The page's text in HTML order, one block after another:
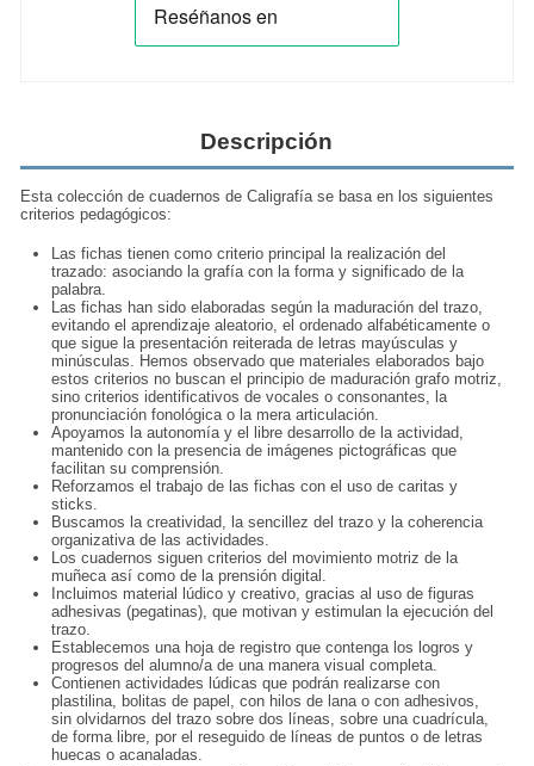
Descripción
Esta colección de cuadernos deCaligrafíase basa en los siguientes
criterios pedagógicos:
Las fichas tienen como criterio principal la realización del
trazado: asociando la grafía con la forma y significado de la
palabra.
Las fichas han sido elaboradas según la maduración del trazo,
evitando el aprendizaje aleatorio, el ordenado alfabéticamente o
que sigue la presentación reiterada de letras mayúsculas y
minúsculas. Hemos observado que materiales elaborados bajo
estos criterios no buscan el principio de maduración grafo motriz,
sino criterios identificativos de vocales o consonantes, la
pronunciación fonológica o la mera articulación.
Apoyamos la autonomía y el libre desarrollo de la actividad,
mantenido con la presencia de imágenes pictográficas que
facilitan su comprensión.
Reforzamos el trabajo de las fichas con el uso de caritas y
sticks.
Buscamos la creatividad, la sencillez del trazo y la coherencia
organizativa de las actividades.
Los cuadernos siguen criterios del movimiento motriz de la
muñeca así como de la prensión digital.
Incluimos material lúdico y creativo, gracias al uso de figuras
adhesivas (pegatinas), que motivan y estimulan la ejecución del
trazo.
Establecemos una hoja de registro que contenga los logros y
progresos del alumno/a de una manera visual completa.
Contienen actividades lúdicas que podrán realizarse con
plastilina, bolitas de papel, con hilos de lana o con adhesivos,
sin olvidarnos del trazo sobre dos líneas, sobre una cuadrícula,
de forma libre, por el reseguido de líneas de puntos o de letras
huecas o acanaladas.